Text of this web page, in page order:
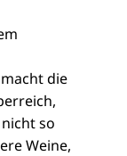
die
so
Weine,